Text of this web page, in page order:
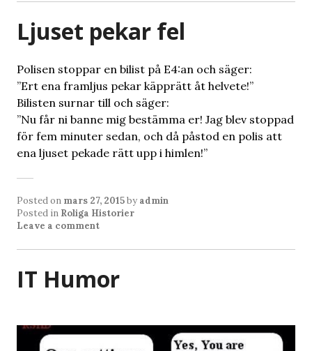
Ljuset pekar fel
Polisen stoppar en bilist på E4:an och säger:
”Ert ena framljus pekar käpprätt åt helvete!”
Bilisten surnar till och säger:
”Nu får ni banne mig bestämma er! Jag blev stoppad
för fem minuter sedan, och då påstod en polis att
ena ljuset pekade rätt upp i himlen!”
Posted on mars 27, 2015by admin
Posted in Roliga Historier
Leave a comment
IT Humor